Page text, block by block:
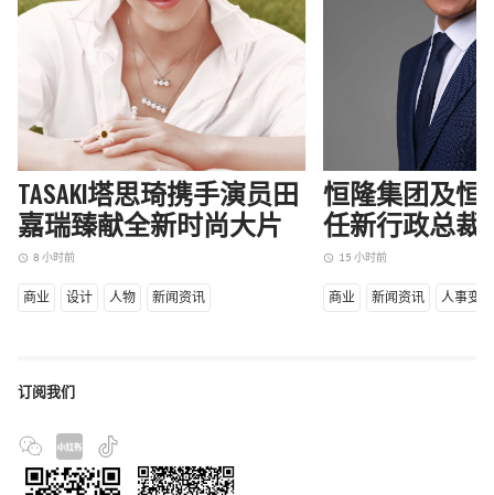
TASAKI塔思琦携手演员田
嘉瑞臻献全新时尚大片
access_time 8 小时前
商业 设计 人物 新闻资讯
恒隆集团及恒
任新行政总裁
access_time 15 小时前
商业 新闻资讯 人事变动
订阅我们